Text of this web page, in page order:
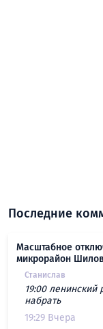
Последние
Масштабное
микрорайон
Станислав
19:00
набрать
19:29 Вчера